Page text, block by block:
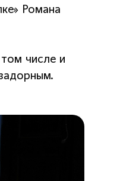
Романа
числе и